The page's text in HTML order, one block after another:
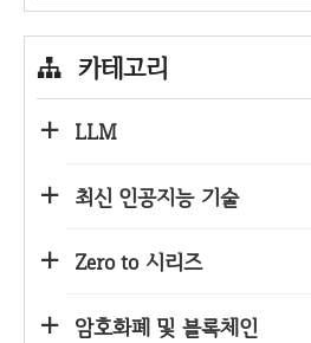
카테고리
LLM
최신 인공지능 기술
Zero to 시리즈
암호화폐 및 블록체인